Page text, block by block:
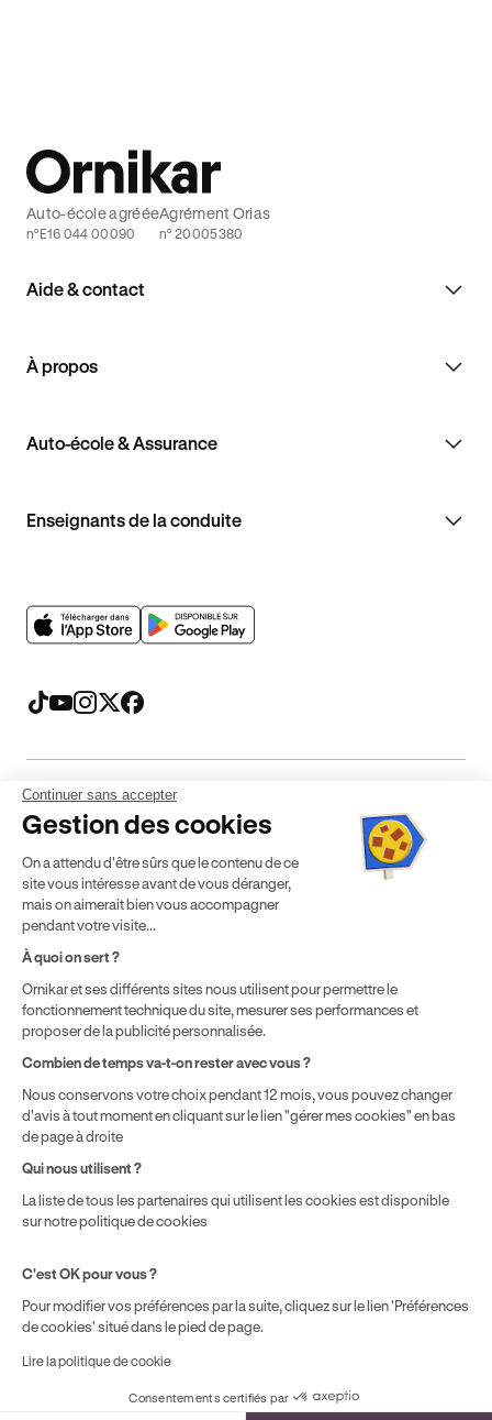
Aide & contact
À propos
Auto-école & Assurance
Enseignants de la conduite
Auto-école agréée
n°E16 044 00090
Agrément Orias
n° 20005380
Mentions légales CGV CGU Politique de confidentialité
* Détail des conditions de nos offres
localisation géographique et du type de formules que vous
achetez comme détaillé dans nosConditions Générales de
Vente.
Continuer sans accepter
Gestion des cookies
On a attendu d'être sûrs que le contenu de ce
site vous intéresse avant de vous déranger,
mais on aimerait bien vous accompagner
pendant votre visite...
À quoi on sert ?
Ornikar et ses différents sites nous utilisent pour permettre le
fonctionnement technique du site, mesurer ses performances et
proposer de la publicité personnalisée.
Combien de temps va-t-on rester avec vous ?
Nous conservons votre choix pendant 12 mois, vous pouvez changer
d'avis à tout moment en cliquant sur le lien "gérer mes cookies" en bas
de page à droite
Qui nous utilisent ?
La liste de tous les partenaires qui utilisent les cookies est disponible
sur notre politique de cookies
C'est OK pour vous ?
Pour modifier vos préférences par la suite, cliquez sur le lien 'Préférences
de cookies' situé dans le pied de page.
Lire la politique de cookie
Consentements certifiés par
Cookies